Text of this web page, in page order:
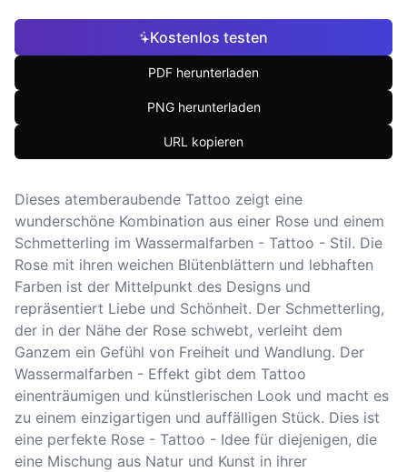
Kostenlos testen
PDF herunterladen
PNG herunterladen
URL kopieren
Dieses atemberaubende Tattoo zeigt eine
wunderschöne Kombination aus einer Rose und einem
Schmetterling im Wassermalfarben - Tattoo - Stil. Die
Rose mit ihren weichen Blütenblättern und lebhaften
Farben ist der Mittelpunkt des Designs und
repräsentiert Liebe und Schönheit. Der Schmetterling,
der in der Nähe der Rose schwebt, verleiht dem
Ganzem ein Gefühl von Freiheit und Wandlung. Der
Wassermalfarben - Effekt gibt dem Tattoo
einenträumigen und künstlerischen Look und macht es
zu einem einzigartigen und auffälligen Stück. Dies ist
eine perfekte Rose - Tattoo - Idee für diejenigen, die
eine Mischung aus Natur und Kunst in ihrer